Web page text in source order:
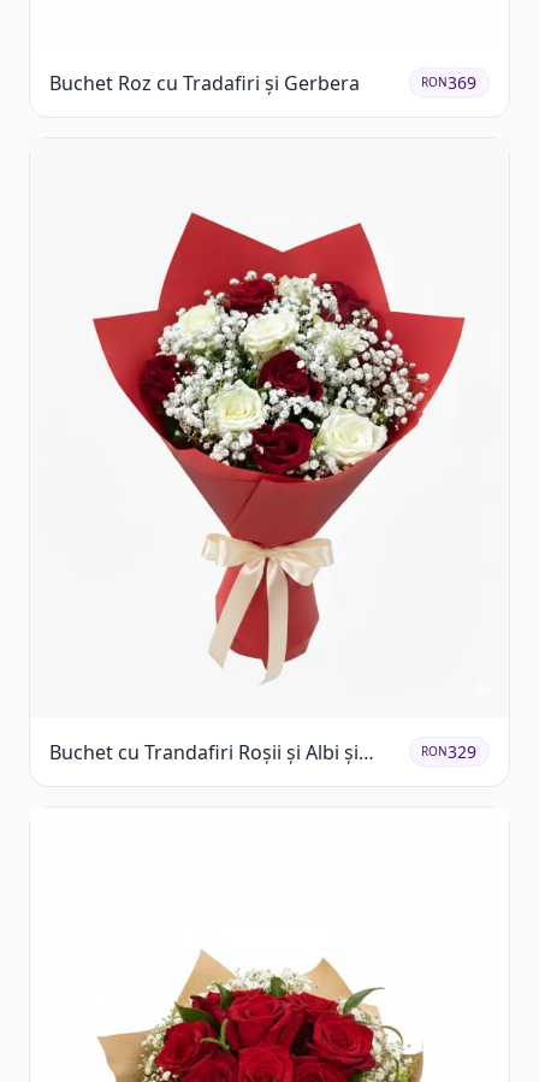
Buchet Roz cu Tradafiri și Gerbera RON369
Buchet cu Trandafiri Roșii și Albi și
Gypsophila
RON329